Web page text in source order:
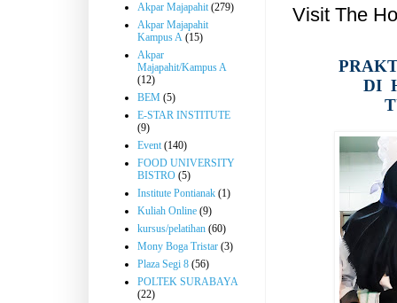
Visit The
DI
Akpar Majapahit (279)
Akpar Majapahit
Kampus A (15)
Akpar
Majapahit/Kampus A
(12)
BEM (5)
E-STAR INSTITUTE
(9)
Event (140)
FOOD UNIVERSITY
BISTRO (5)
Institute Pontianak (1)
Kuliah Online (9)
kursus/pelatihan (60)
Mony Boga Tristar (3)
Plaza Segi 8 (56)
POLTEK SURABAYA
(22)